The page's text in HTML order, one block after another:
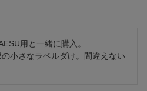
用と一緒に購入。
小さなラベルダけ。間違えない